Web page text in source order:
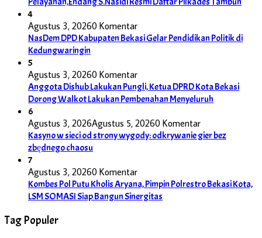
4
Agustus 3, 20260 Komentar
NasDem DPD Kabupaten Bekasi Gelar Pendidikan Politik di
Kedungwaringin
5
Agustus 3, 20260 Komentar
Anggota Dishub Lakukan Pungli, Ketua DPRD Kota Bekasi
Dorong Walkot Lakukan Pembenahan Menyeluruh
6
Agustus 3, 2026Agustus 5, 20260 Komentar
Kasyno w sieci od strony wygody: odkrywanie gier bez
zbędnego chaosu
7
Agustus 3, 20260 Komentar
Kombes Pol Putu Kholis Aryana, Pimpin Polrestro Bekasi Kota,
LSM SOMASI Siap Bangun Sinergitas
Tag Populer